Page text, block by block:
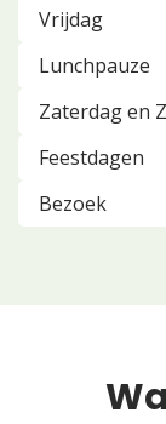
Vrijdag
Lunchpauze
Zaterdag en
Feestdagen
Bezoek